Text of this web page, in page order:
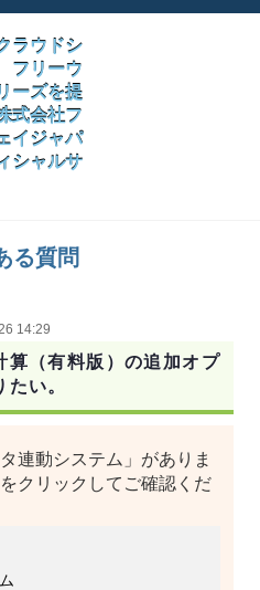
る質問
14:29
算（有料版）の追加オプ
い。
連動システム」がありま
クリックしてご確認くだ